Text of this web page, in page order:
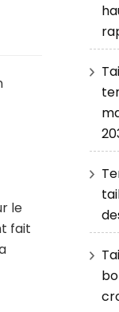
le
fait